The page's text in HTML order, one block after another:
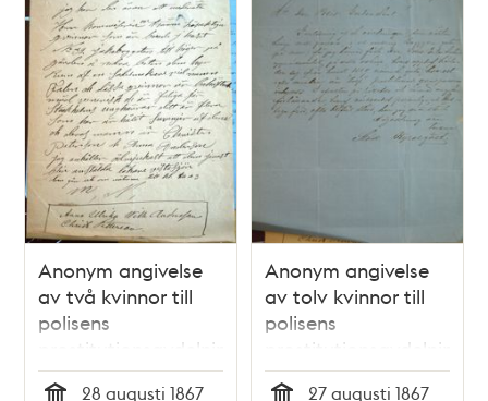
Anonym angivelse
av två kvinnor till
polisens
prostitutionsavdelning,
den 28 augusti 1867
28 augusti 1867
Anonym angivelse
av tolv kvinnor till
polisens
prostitutionsavdelning,
den 27 augusti 1867
27 augusti 1867